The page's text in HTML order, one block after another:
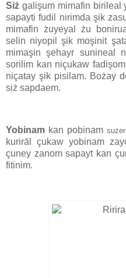
Siż galişum mimafin birileal
sapayti fudil nirimda şik
mimafin żuyeyal żu
selin niyopil şik moşinit
mimaşin şehayr sunineal
sorilim kan niçukaw
niçatay şik pisilam. Bożay
siż sapdaem.
Yobinam kan pobinam sużer
kurirāl çukaw yobinam
çuney zanom sapayt kan
fitinim.